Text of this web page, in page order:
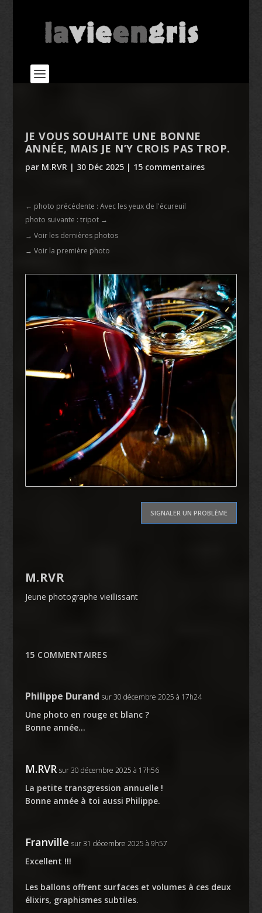
JE VOUS SOUHAITE UNE BONNE
ANNÉE, MAIS JE N’Y CROIS PAS TROP.
par M.RVR| 30 Déc 2025| 15 commentaires
← photo précédente : Avec les yeux de l'écureuil
photo suivante : tripot→
→ Voir les dernières photos
→ Voir la première photo
SIGNALER UN PROBLÈME
M.RVR
Jeune photographe vieillissant
15 COMMENTAIRES
Philippe Durand sur 30 décembre 2025 à 17h24
Une photo en rouge et blanc ?
Bonne année…
M.RVR sur 30 décembre 2025 à 17h56
La petite transgression annuelle !
Bonne année à toi aussi Philippe.
Franville sur 31 décembre 2025 à 9h57
Excellent !!!
Les ballons offrent surfaces et volumes à ces deux
élixirs, graphismes subtiles.